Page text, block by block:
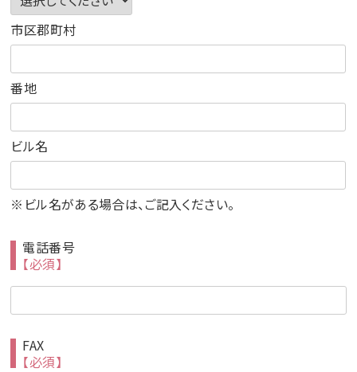
市区郡町村
番地
ビル名
※ビル名がある場合は、ご記入ください。
電話番号
【必須】
FAX
【必須】